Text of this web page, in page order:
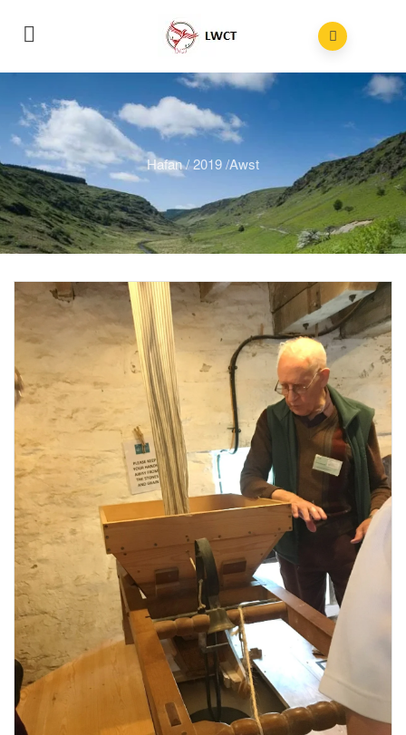
Hafan/2019/Awst